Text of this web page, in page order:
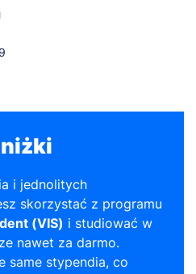
i jednolitych
skorzystać z programu
(VIS) i studiować w
nawet za darmo.
same stypendia, co